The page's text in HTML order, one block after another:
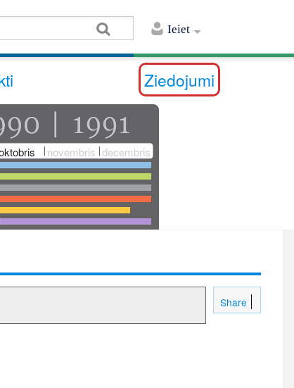
Ieiet
Ziedojumi
novembris decembris
Share